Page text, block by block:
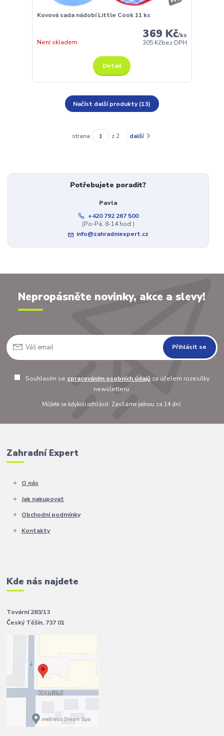
Kovová sada nádobí Little Cook 11 ks
369 Kč/ks
305 Kčbez DPH
Není skladem
Detail
Načíst další produkty (13)
strana z 2 další
Potřebujete poradit?
Pavla
+420 792 267 500
(Po-Pá, 8-14 hod.)
info@zahradniexpert.cz
Nepropásněte novinky, akce a slevy!
Přihlásit se
Souhlasím se zpracováním osobních údajů za účelem rozesílky
newsletteru.
Můžete se kdykoli odhlásit. Zasíláme jednou za 14 dní.
Zahradní Expert
O nás
Jak nakupovat
Obchodní podmínky
Kontakty
Kde nás najdete
Tovární 283/13
Český Těšín, 737 01